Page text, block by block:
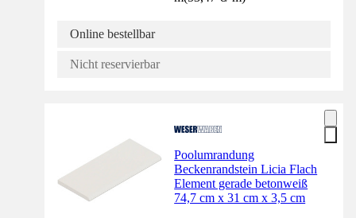
Online bestellbar
Nicht reservierbar
Poolumrandung
Beckenrandstein Licia Flach
Element gerade betonweiß
74,7 cm x 31 cm x 3,5 cm